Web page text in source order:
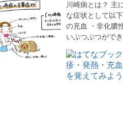
川崎病とは？ 主
な症状として以
の充血 ・非化膿
いぶつぶつがで